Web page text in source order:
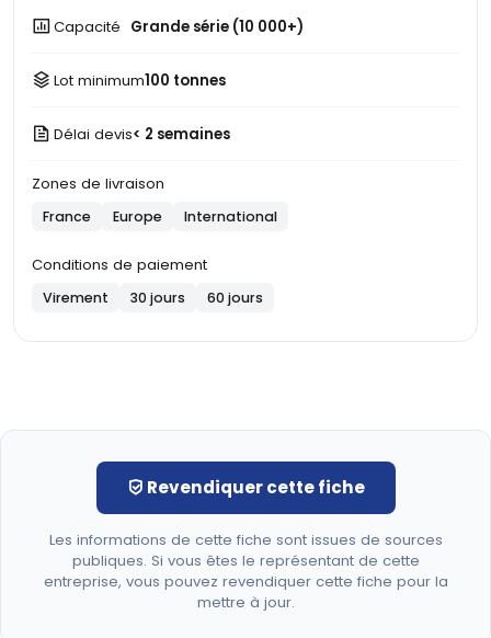
Capacité Grande série (10 000+)
Lot minimum100 tonnes
Délai devis< 2 semaines
Zones de livraison
France Europe International
Conditions de paiement
Virement 30 jours 60 jours
Revendiquer cette fiche
Les informations de cette fiche sont issues de sources
publiques. Si vous êtes le représentant de cette
entreprise, vous pouvez revendiquer cette fiche pour la
mettre à jour.